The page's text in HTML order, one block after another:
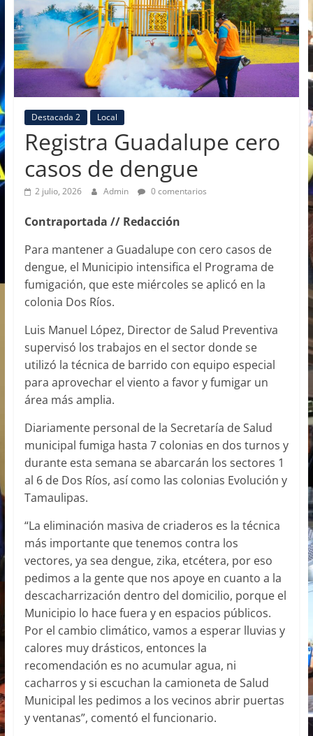
Destacada 2 Local
Registra Guadalupe cero
casos de dengue
2 julio, 2026 Admin 0 comentarios
Contraportada // Redacción
Para mantener a Guadalupe con cero casos de
dengue, el Municipio intensifica el Programa de
fumigación, que este miércoles se aplicó en la
colonia Dos Ríos.
Luis Manuel López, Director de Salud Preventiva
supervisó los trabajos en el sector donde se
utilizó la técnica de barrido con equipo especial
para aprovechar el viento a favor y fumigar un
área más amplia.
Diariamente personal de la Secretaría de Salud
municipal fumiga hasta 7 colonias en dos turnos y
durante esta semana se abarcarán los sectores 1
al 6 de Dos Ríos, así como las colonias Evolución y
Tamaulipas.
“La eliminación masiva de criaderos es la técnica
más importante que tenemos contra los
vectores, ya sea dengue, zika, etcétera, por eso
pedimos a la gente que nos apoye en cuanto a la
descacharrización dentro del domicilio, porque el
Municipio lo hace fuera y en espacios públicos.
Por el cambio climático, vamos a esperar lluvias y
calores muy drásticos, entonces la
recomendación es no acumular agua, ni
cacharros y si escuchan la camioneta de Salud
Municipal les pedimos a los vecinos abrir puertas
y ventanas”, comentó el funcionario.